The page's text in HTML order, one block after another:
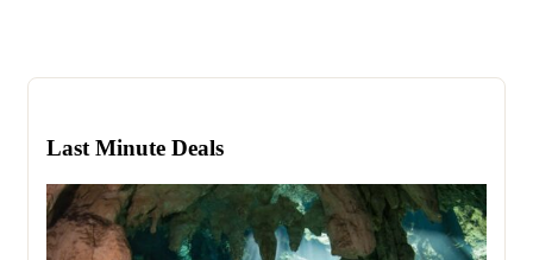
Last Minute Deals